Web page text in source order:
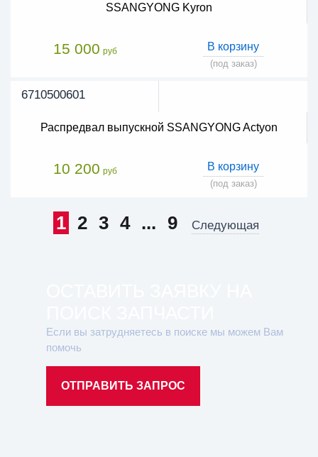
SSANGYONG Kyron
15 000 руб В корзину
(под заказ)
6710500601
Распредвал выпускной SSANGYONG Actyon
10 200 руб В корзину
(под заказ)
1 2 3 4 ... 9 Следующая
Если вы затрудняетесь в поиске мы можем Вам
помочь
ОТПРАВИТЬ ЗАПРОС